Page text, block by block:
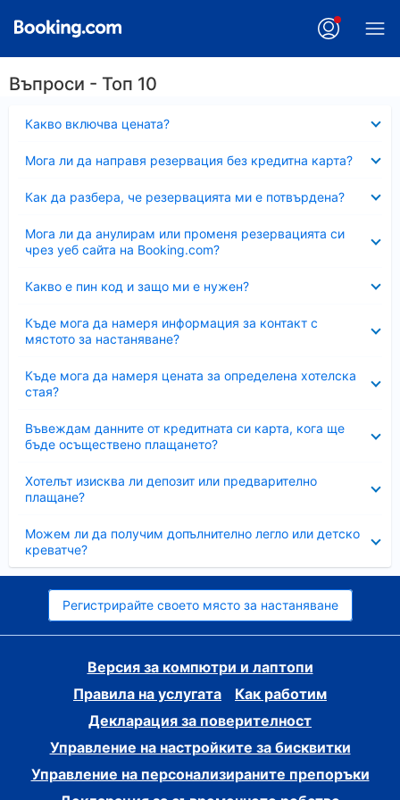
Въпроси - Топ 10
Какво включва цената?
Мога ли да направя резервация без кредитна карта?
Как да разбера, че резервацията ми е потвърдена?
Мога ли да анулирам или променя резервацията си
чрез уеб сайта на Booking.com?
Какво е пин код и защо ми е нужен?
Къде мога да намеря информация за контакт с
мястото за настаняване?
Къде мога да намеря цената за определена хотелска
стая?
Въвеждам данните от кредитната си карта, кога ще
бъде осъществено плащането?
Хотелът изисква ли депозит или предварително
плащане?
Можем ли да получим допълнително легло или детско
креватче?
Регистрирайте своето място за настаняване
Версия за компютри и лаптопи
Правила на услугата
Как работим
Декларация за поверителност
Управление на настройките за бисквитки
Управление на персонализираните препоръки